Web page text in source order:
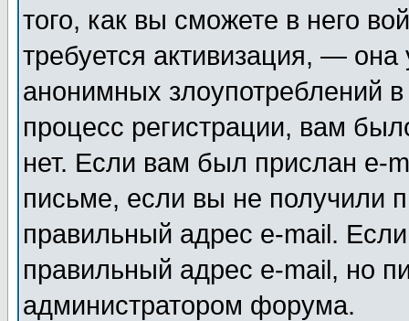
того, как вы сможете в него
требуется активизация, —
анонимных злоупотреблений
процесс регистрации, вам
нет. Если вам был прислан e-
письме, если вы не получили
правильный адрес e-mail.
правильный адрес e-mail, но
администратором форума.